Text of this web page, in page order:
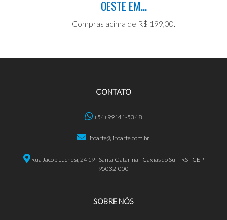
OESTE EM...
Compras acima de R$ 199,00.
CONTATO
(54) 99141-5348
litoarte@litoarte.com.br
Rua Jacob Luchesi, 2419 - Santa Catarina - Caxias do Sul - RS - CEP
95032-000
SOBRE NÓS